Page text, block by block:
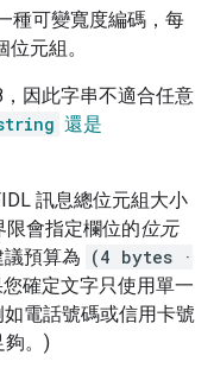
種可變寬度編碼，每
元組。
因此字串不適合任意
還是
訊息總位元組大小
限會指定欄位的位元
預算為 (4 bytes ·
確定文字只使用單一
電話號碼或信用卡號
夠。)